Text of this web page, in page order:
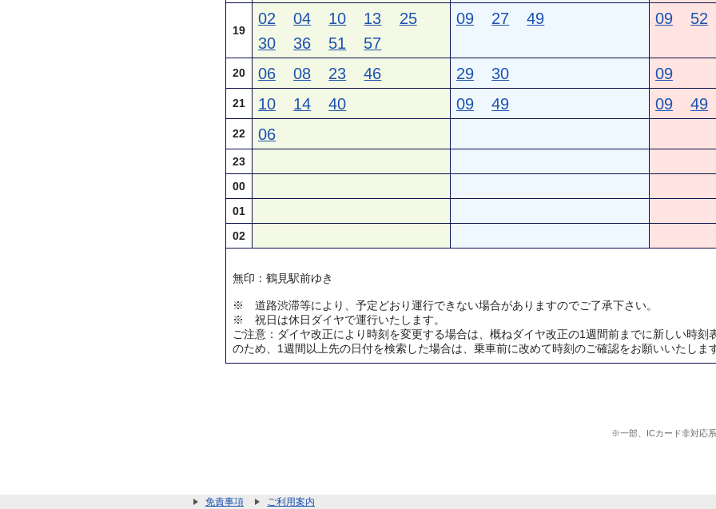
19
02 04 10 13
25
30
36 51 57
09 27 49 09 52
20 06 08 23 46 29 30 09
21 10 14 40 09 49 09 49
22 06
23
00
01
02
無印：鶴見駅前ゆき
※ 道路渋滞等により、予定どおり運行できない場合がありますのでご了承下さい。
※ 祝日は休日ダイヤで運行いたします。
ご注意：ダイヤ改正により時刻を変更する場合は、概ねダイヤ改正の1週間前までに新しい時刻
のため、1週間以上先の日付を検索した場合は、乗車前に改めて時刻のご確認をお願いいたしま
※一部、ICカード非対応
免責事項 ご利用案内